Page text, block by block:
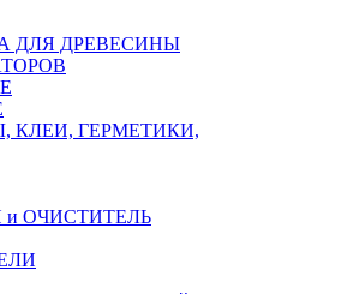
ДЛЯ ДРЕВЕСИНЫ
ГЕРМЕТИКИ,
ОЧИСТИТЕЛЬ